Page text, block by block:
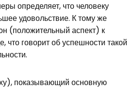
определяет, что человеку
удовольствие. К тому же
(положительный аспект) к
что говорит об успешности такой
показывающий основную